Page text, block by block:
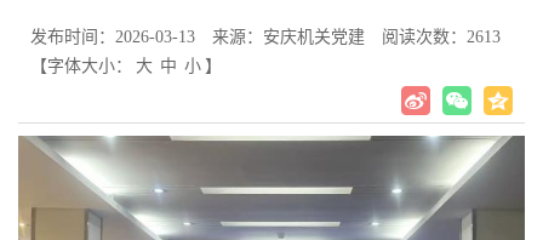
发布时间：2026-03-13 来源：安庆机关党建 阅读次数： 2613
【字体大小：
大 中 小 】